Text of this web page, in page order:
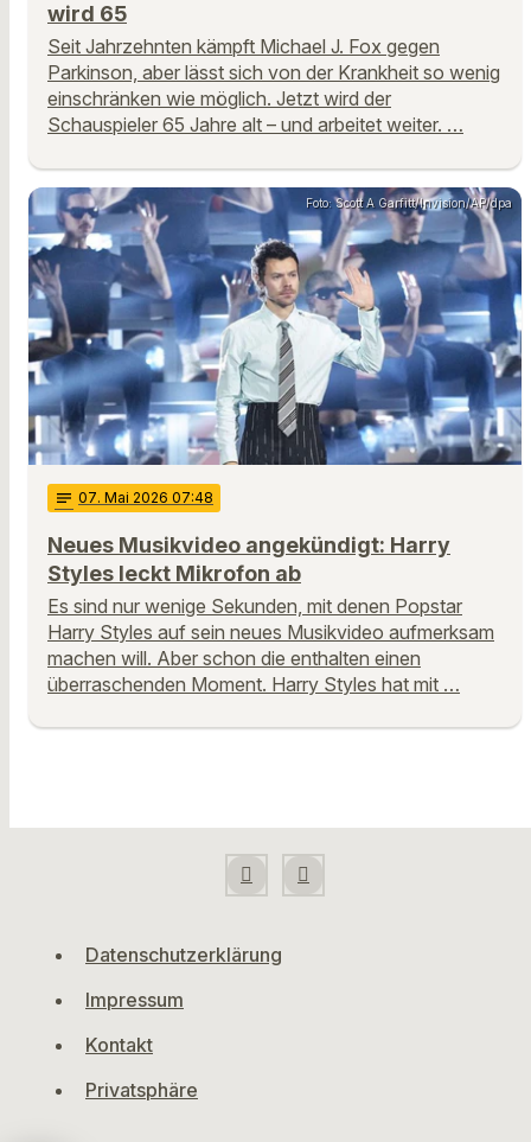
wird 65
Seit Jahrzehnten kämpft Michael J. Fox gegen
Parkinson, aber lässt sich von der Krankheit so wenig
einschränken wie möglich. Jetzt wird der
Schauspieler 65 Jahre alt – und arbeitet weiter. …
Foto: Scott A Garfitt/Invision/AP/dpa
notes 07. Mai 2026 07:48
Neues Musikvideo angekündigt: Harry
Styles leckt Mikrofon ab
Es sind nur wenige Sekunden, mit denen Popstar
Harry Styles auf sein neues Musikvideo aufmerksam
machen will. Aber schon die enthalten einen
überraschenden Moment. Harry Styles hat mit …
Datenschutzerklärung
Impressum
Kontakt
Privatsphäre